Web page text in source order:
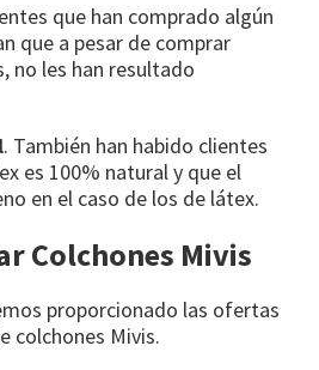
que han comprado algún
que a pesar de comprar
no les han resultado
. También han habido clientes
es 100% natural y que el
en el caso de los de látex.
Colchones Mivis
proporcionado las ofertas
colchones Mivis.